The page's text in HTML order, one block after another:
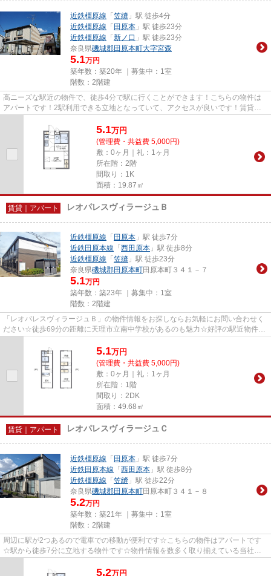
近鉄橿原線 「 笠縫 」駅 徒歩4分
近鉄橿原線 「 田原本 」駅 徒歩23分
近鉄橿原線 「 新ノ口 」駅 徒歩23分
奈良県磯城郡田原本町大字宮森
5.1万円
築年数：築20年 ｜募集中： 1室
階数：2階建
高ニーズな駅近の物件で、徒歩4分で駅に行くことができます！こちらの物件は
アパートです！2駅利用できる立地となっていて、アクセスが良いです！賃貸情
5.1万円
(管理費・共益費 5,000円)
敷：0ヶ月｜礼：1ヶ月
所在階：2階
間取り：1K
面積：19.87㎡
賃貸｜アパート レオパレスヴィラージュＢ
近鉄橿原線 「 田原本 」駅 徒歩7分
近鉄田原本線 「 西田原本 」駅 徒歩8分
近鉄橿原線 「 笠縫 」駅 徒歩23分
奈良県磯城郡田原本町田原本町３４１－７
5.1万円
築年数：築23年 ｜募集中： 1室
階数：2階建
「レオパレスヴィラージュＢ」の物件情報をお探しならお気軽にお問い合わせく
ださい☆徒歩69分の距離に天理市立南中学校があるのも魅力☆好評の駅近物件と
5.1万円
(管理費・共益費 5,000円)
敷：0ヶ月｜礼：1ヶ月
所在階：1階
間取り：2DK
面積：49.68㎡
賃貸｜アパート レオパレスヴィラージュＣ
近鉄橿原線 「 田原本 」駅 徒歩7分
近鉄田原本線 「 西田原本 」駅 徒歩8分
近鉄橿原線 「 笠縫 」駅 徒歩22分
奈良県磯城郡田原本町田原本町３４１－８
5.2万円
築年数：築21年 ｜募集中： 1室
階数：2階建
周辺に駅が2つあるので電車での移動が便利です☆こちらの物件はアパートです
☆駅から徒歩7分に立地する物件です☆物件情報を数多く取り揃えている当社
5.2万円